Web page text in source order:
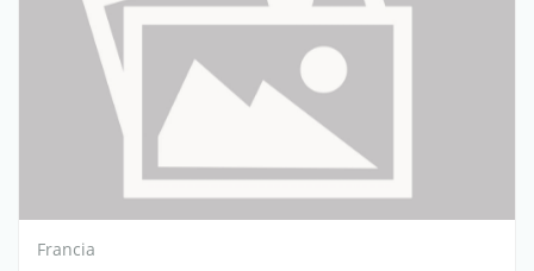
Francia